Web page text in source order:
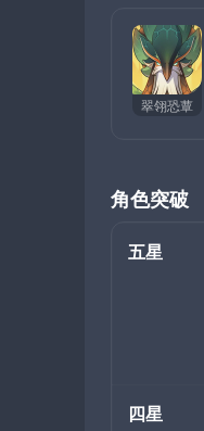
翠翎恐蕈
角色突破
五星
四星